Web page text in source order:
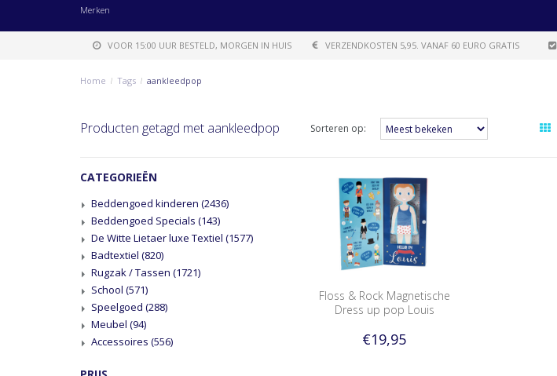
Merken
VOOR 15:00 UUR BESTELD, MORGEN IN HUIS VERZENDKOSTEN 5,95. VANAF 60 EURO GRATIS
Home / Tags / aankleedpop
Producten getagd met aankleedpop Sorteren op:
CATEGORIEËN
Beddengoed kinderen (2436)
Beddengoed Specials (143)
De Witte Lietaer luxe Textiel (1577)
Badtextiel (820)
Rugzak / Tassen (1721)
School (571)
Speelgoed (288)
Meubel (94)
Accessoires (556)
Floss & Rock Magnetische
Dress up pop Louis
€19,95